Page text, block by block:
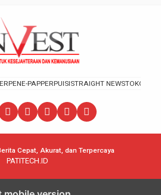
E-PAPPERPUISISTRAIGHT NEWSTOKOH
Cepat, Akurat, dan Terpercaya
PATITECH.ID